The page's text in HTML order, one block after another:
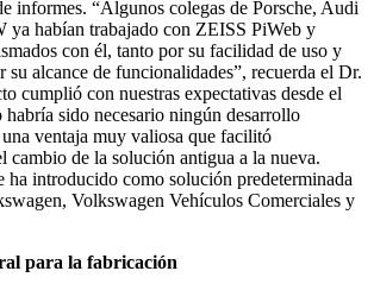
informes. “Algunos colegas de Porsche, Audi
ya habían trabajado con ZEISS PiWeb y
con él, tanto por su facilidad de uso y
su alcance de funcionalidades”, recuerda el Dr.
cumplió con nuestras expectativas desde el
sido necesario ningún desarrollo
ventaja muy valiosa que facilitó
cambio de la solución antigua a la nueva.
ha introducido como solución predeterminada
Volkswagen Vehículos Comerciales y
para la fabricación